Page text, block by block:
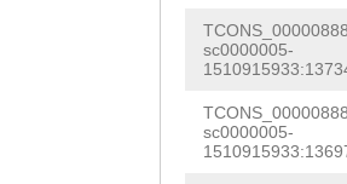
sc0000005-
sc0000005-